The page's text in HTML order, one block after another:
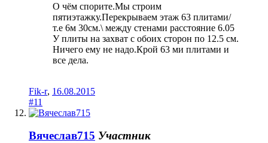
О чём спорите.Мы строим
пятиэтажку.Перекрываем этаж 63 плитами/
т.е 6м 30см.\ между стенами расстояние 6.05
У плиты на захват с обоих сторон по 12.5 см.
Ничего ему не надо.Крой 63 ми плитами и
все дела.
Fik-r, 16.08.2015
#11
Вячеслав715 Участник